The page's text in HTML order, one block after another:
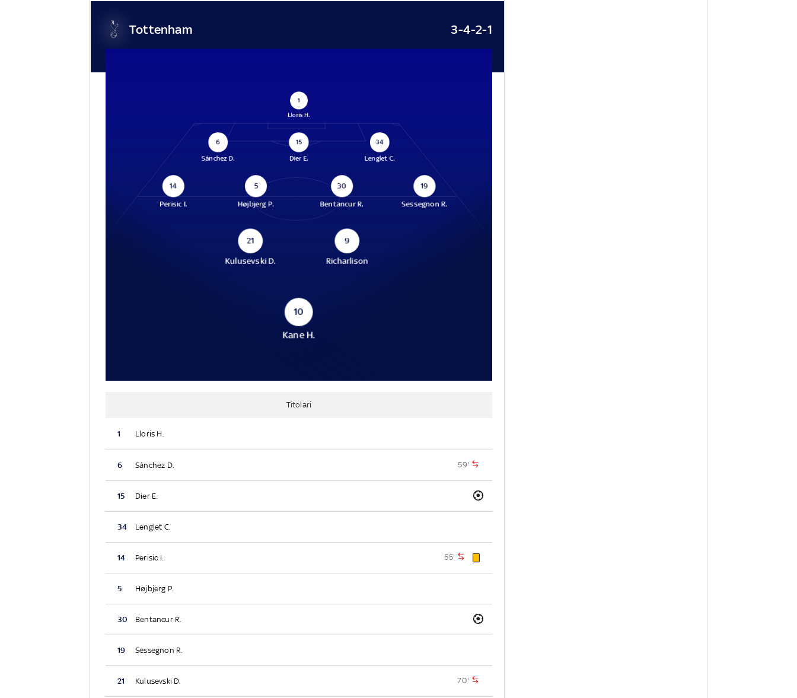
Tottenham 3-4-2-1
1
Lloris H.
6
Sánchez D.
15
Dier E.
34
Lenglet C.
14
Perisic I.
5
Højbjerg P.
30
Bentancur R.
19
Sessegnon R.
9
Richarlison
21
Kulusevski D.
10
Kane H.
Titolari
1 Lloris H.
6 Sánchez D. 59'
15 Dier E.
34 Lenglet C.
14 Perisic I. 55'
5 Højbjerg P.
30 Bentancur R.
19 Sessegnon R.
21 Kulusevski D. 70'